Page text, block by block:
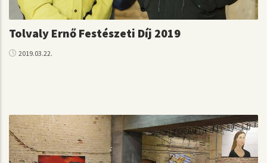
Tolvaly Ernő Festészeti Díj 2019
2019.03.22.